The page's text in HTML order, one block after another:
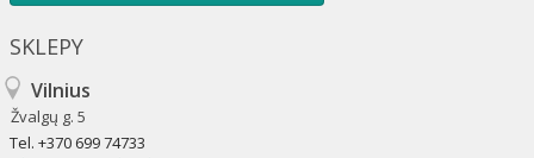
SKLEPY
Vilnius
Žvalgų g. 5
Tel. +370 699 74733